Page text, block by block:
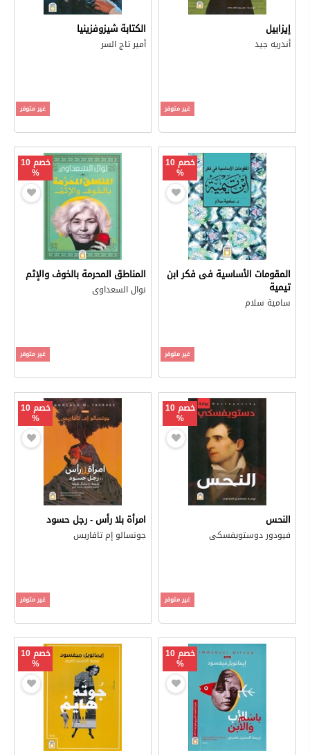
إيزابيل
أندريه جيد
غير متوفر
الكتابة شيزوفزينيا
أمير تاج السر
غير متوفر
خصم 10
%
المقومات الأساسية فى فكر ابن
تيمية
سامية سلام
غير متوفر
خصم 10
%
المناطق المحرمة بالخوف والإثم
نوال السعداوى
غير متوفر
خصم 10
%
النحس
فيودور دوستويفسكى
غير متوفر
خصم 10
%
امرأة بلا رأس - رجل حسود
جونسالو إم تافاريس
غير متوفر
خصم 10
%
خصم 10
%